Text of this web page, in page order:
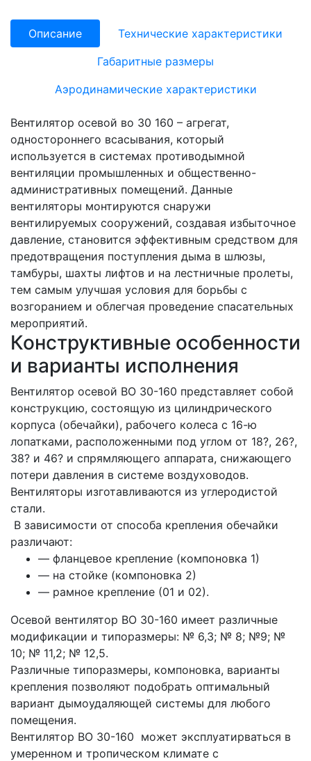
Описание
Технические характеристики
Габаритные размеры
Аэродинамические характеристики
Вентилятор осевой во 30 160 – агрегат,
одностороннего всасывания, который
используется в системах противодымной
вентиляции промышленных и общественно-
административных помещений. Данные
вентиляторы монтируются снаружи
вентилируемых сооружений, создавая избыточное
давление, становится эффективным средством для
предотвращения поступления дыма в шлюзы,
тамбуры, шахты лифтов и на лестничные пролеты,
тем самым улучшая условия для борьбы с
возгоранием и облегчая проведение спасательных
мероприятий.
Конструктивные особенности
и варианты исполнения
Вентилятор осевой ВО 30-160 представляет собой
конструкцию, состоящую из цилиндрического
корпуса (обечайки), рабочего колеса с 16-ю
лопатками, расположенными под углом от 18?, 26?,
38? и 46? и спрямляющего аппарата, снижающего
потери давления в системе воздуховодов.
Вентиляторы изготавливаются из углеродистой
стали.
В зависимости от способа крепления обечайки
различают:
— фланцевое крепление (компоновка 1)
— на стойке (компоновка 2)
— рамное крепление (01 и 02).
Осевой вентилятор ВО 30-160 имеет различные
модификации и типоразмеры: № 6,3; № 8; №9; №
10; № 11,2; № 12,5.
Различные типоразмеры, компоновка, варианты
крепления позволяют подобрать оптимальный
вариант дымоудаляющей системы для любого
помещения.
Вентилятор ВО 30-160 может эксплуатирваться в
умеренном и тропическом климате с